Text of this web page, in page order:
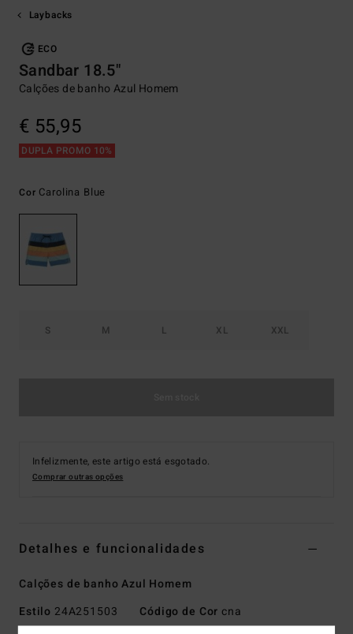
Laybacks
ECO
Sandbar 18.5"
Calções de banho Azul Homem
€ 55,95
DUPLA PROMO 10%
Cor Carolina Blue
S M L XL XXL
Infelizmente, este artigo está esgotado.
Comprar outras opções
Detalhes e funcionalidades
Calções de banho Azul Homem
Estilo 24A251503 Código de Cor cna